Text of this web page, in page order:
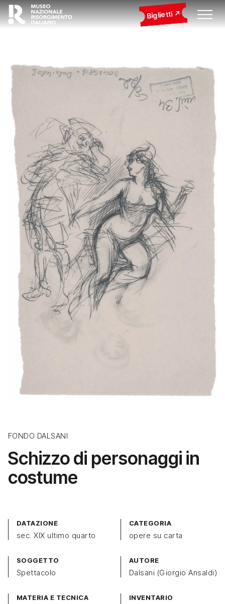
Biglietti
FONDO DALSANI
Schizzo di personaggi in
costume
DATAZIONE
sec. XIX ultimo quarto
CATEGORIA
opere su carta
SOGGETTO
Spettacolo
AUTORE
Dalsani (Giorgio Ansaldi)
MATERIA E TECNICA INVENTARIO